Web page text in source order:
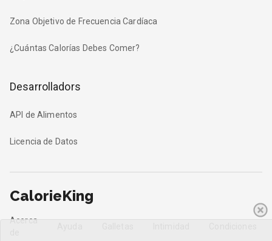
Zona Objetivo de Frecuencia Cardíaca
¿Cuántas Calorías Debes Comer?
Desarrolladors
API de Alimentos
Licencia de Datos
CalorieKing
Acerca